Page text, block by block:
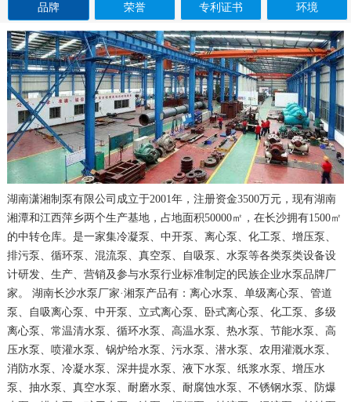
品牌 荣誉 专利证书 环境
湖南潇湘制泵有限公司成立于2001年，注册资金3500万元，现有湖南
湘潭和江西萍乡两个生产基地，占地面积50000㎡，在长沙拥有1500㎡
的中转仓库。是一家集冷凝泵、中开泵、离心泵、化工泵、增压泵、
排污泵、循环泵、混流泵、真空泵、自吸泵、水泵等各类泵类设备设
计研发、生产、营销及参与水泵行业标准制定的民族企业水泵品牌厂
家。 湖南长沙水泵厂家·湘泵产品有：离心水泵、单级离心泵、管道
泵、自吸离心泵、中开泵、立式离心泵、卧式离心泵、化工泵、多级
离心泵、常温清水泵、循环水泵、高温水泵、热水泵、节能水泵、高
压水泵、喷灌水泵、锅炉给水泵、污水泵、潜水泵、农用灌溉水泵、
消防水泵、冷凝水泵、深井提水泵、液下水泵、纸浆水泵、增压水
泵、抽水泵、真空水泵、耐磨水泵、耐腐蚀水泵、不锈钢水泵、防爆